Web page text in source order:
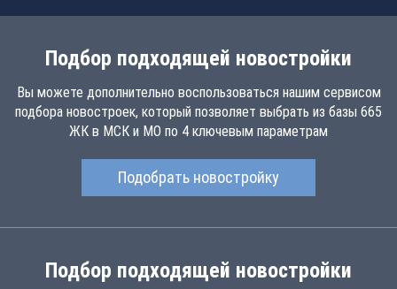
Подбор подходящей новостройки
Вы можете дополнительно воспользоваться нашим сервисом
подбора новостроек, который позволяет выбрать из базы 665
ЖК в МСК и МО по 4 ключевым параметрам
Подобрать новостройку
Подбор подходящей новостройки